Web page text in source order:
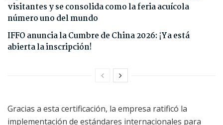
visitantes y se consolida como la feria acuícola
número uno del mundo
IFFO anuncia la Cumbre de China 2026: ¡Ya está
abierta la inscripción!
Gracias a esta certificación, la empresa ratificó la
implementación de estándares internacionales para